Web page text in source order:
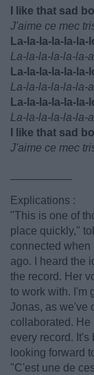
I like that sad
J'aime ce mec
La-la-la-la-la-la-
La-la-la-la-la-la-
La-la-la-la-la-la-
La-la-la-la-la-la-
La-la-la-la-la-
La-la-la-la-la-la-
I like that sad
J'aime ce mec
Explications :
"This is one of
place quickly,"
connected when
ago. I heard the
the record. Her
to work with. I'm
Jonas, as we've
collaborated. He
every record.
looking forward
"C'est une de